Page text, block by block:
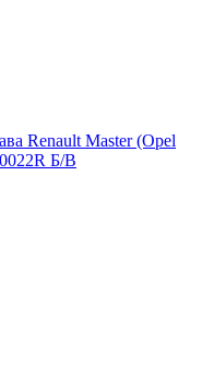
Renault Master (Opel
Б/В